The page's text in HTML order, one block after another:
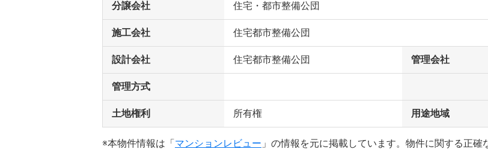
分譲会社 住宅・都市整備公団
施工会社 住宅都市整備公団
設計会社 住宅都市整備公団 管理会社
管理方式
土地権利 所有権 用途地域
※本物件情報は「 マンションレビュー 」の情報を元に掲載しています。物件に関する正